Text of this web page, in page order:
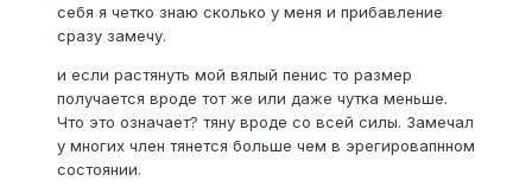
себя я четко знаю сколько у меня и прибавление
сразу замечу.
и если растянуть мой вялый пенис то размер
получается вроде тот же или даже чутка меньше.
Что это означает? тяну вроде со всей силы. Замечал
у многих член тянется больше чем в эрегировапнном
состоянии.